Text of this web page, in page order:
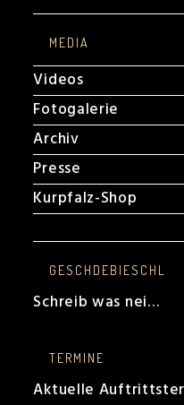
MEDIA
Videos
Fotogalerie
Archiv
Presse
Kurpfalz-Shop
GESCHDEBIESCHL
Schreib was nei…
TERMINE
Aktuelle